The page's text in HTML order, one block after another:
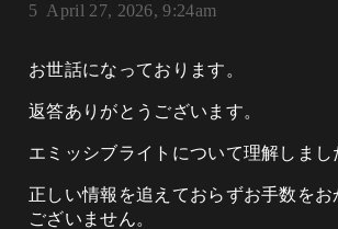
April 27, 2026, 9:24am
5
お世話になっております。
返答ありがとうございます。
エミッシブライトについて理解しまし
正しい情報を追えておらずお手数をお
ございません。